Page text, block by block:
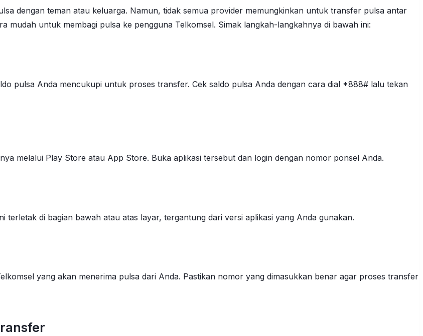
dengan teman atau keluarga. Namun, tidak semua provider memungkinkan untuk transfer pulsa antar
mudah untuk membagi pulsa ke pengguna Telkomsel. Simak langkah-langkahnya di bawah ini:
pulsa Anda mencukupi untuk proses transfer. Cek saldo pulsa Anda dengan cara dial *888# lalu tekan
melalui Play Store atau App Store. Buka aplikasi tersebut dan login dengan nomor ponsel Anda.
terletak di bagian bawah atau atas layar, tergantung dari versi aplikasi yang Anda gunakan.
yang akan menerima pulsa dari Anda. Pastikan nomor yang dimasukkan benar agar proses transfer